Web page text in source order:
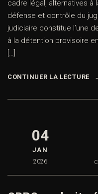
cadre légal, alternatives à
défense et contrôle du
judiciaire constitue l’une
à la détention provisoire
[…]
CONTINUER LA LECTURE
04
JAN
2026